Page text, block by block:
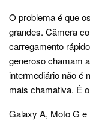
O problema é que
grandes. Câmera
carregamento
generoso chamam
intermediário não é
mais chamativa. É
Galaxy A, Moto G